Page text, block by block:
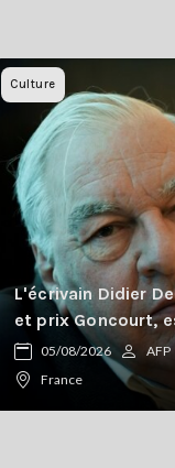
Culture
L'écrivain Didier
et prix Goncourt,
05/08/2026
AFP
France